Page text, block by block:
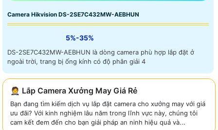
Camera Hikvision DS-2SE7C432MW-AEBHUN
5%-35%
DS-2SE7C432MW-AEBHUN là dòng camera phù hợp lắp đặt ở
ngoài trời, trang bị ống kính có độ phân giải 4
🤵 Lắp Camera Xưởng May Giá Rẻ
Bạn đang tìm kiếm dịch vụ lắp đặt camera cho xưởng may với giá
ưu đãi? Với kinh nghiệm lâu năm trong lĩnh vực này, chúng tôi
cam kết đem đến cho bạn giải pháp an ninh hiệu quả và...